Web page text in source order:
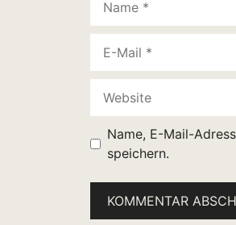
Mail
Name, E-Mail-
speichern.